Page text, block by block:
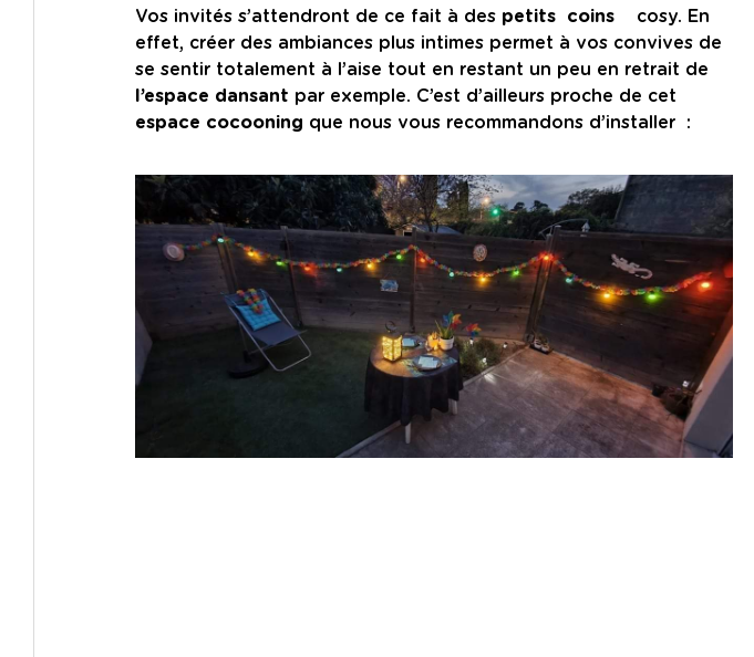
Vos invités s’attendront de ce fait à des petits coins
cosy. En
effet, créer des ambiances plus intimes permet à vos convives de
se sentir totalement à l’aise tout en restant un peu en retrait de
l’espace dansant par exemple. C’est d’ailleurs proche de cet
espace cocooning que nous vous recommandons d’installer :